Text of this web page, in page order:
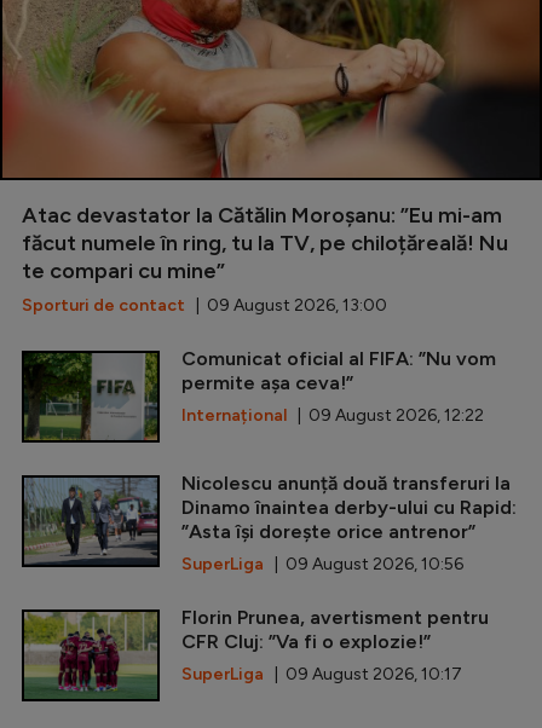
Atac devastator la Cătălin Moroșanu: ”Eu mi-am
făcut numele în ring, tu la TV, pe chiloțăreală! Nu
te compari cu mine”
Sporturi de contact | 09 August 2026, 13:00
Comunicat oficial al FIFA: ”Nu vom
permite așa ceva!”
Internațional | 09 August 2026, 12:22
Nicolescu anunță două transferuri la
Dinamo înaintea derby-ului cu Rapid:
”Asta își dorește orice antrenor”
SuperLiga | 09 August 2026, 10:56
Florin Prunea, avertisment pentru
CFR Cluj: ”Va fi o explozie!”
SuperLiga | 09 August 2026, 10:17